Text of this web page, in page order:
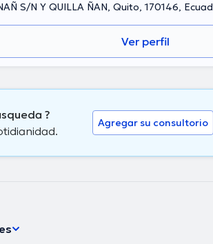
S/N Y QUILLA ÑAN, Quito, 170146,
Ver perfil
?
Agregar su consultorio